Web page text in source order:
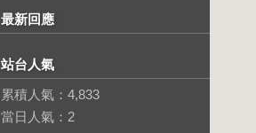
最新回應
站台人氣
累積人氣： 4,833
當日人氣： 2